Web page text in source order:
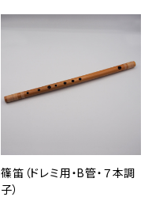
篠笛（ドレミ用・B管・７本調
子）